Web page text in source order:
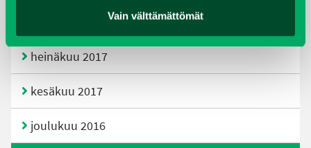
Vain välttämättömät
heinäkuu 2017
kesäkuu 2017
joulukuu 2016